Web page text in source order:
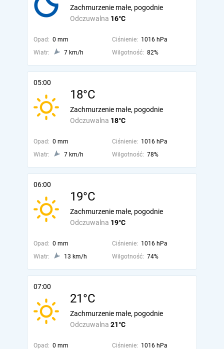
Odczuwalna 16°C
Zachmurzenie małe, pogodnie
Opad: 0 mm Ciśnienie: 1016 hPa
Wiatr:
7 km/h Wilgotność: 82%
05:00
18°C
Odczuwalna 18°C
Zachmurzenie małe, pogodnie
Opad: 0 mm Ciśnienie: 1016 hPa
Wiatr:
7 km/h Wilgotność: 78%
06:00
19°C
Odczuwalna 19°C
Zachmurzenie małe, pogodnie
Opad: 0 mm Ciśnienie: 1016 hPa
Wiatr:
13 km/h Wilgotność: 74%
07:00
21°C
Odczuwalna 21°C
Zachmurzenie małe, pogodnie
Opad: 0 mm Ciśnienie: 1016 hPa